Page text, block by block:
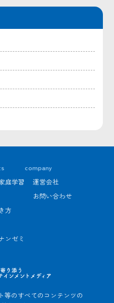
等のすべてのコンテンツの
庭学習
方
ンゼミ
company
運営会社
お問い合わせ